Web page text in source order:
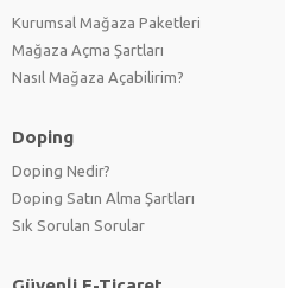
Kurumsal Mağaza Paketleri
Mağaza Açma Şartları
Nasıl Mağaza Açabilirim?
Doping
Doping Nedir?
Doping Satın Alma Şartları
Sık Sorulan Sorular